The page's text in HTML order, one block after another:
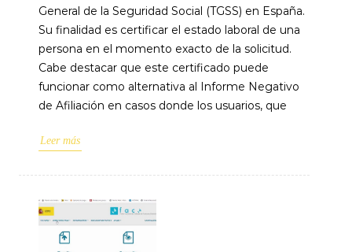
General de la Seguridad Social (TGSS) en España.
Su finalidad es certificar el estado laboral de una
persona en el momento exacto de la solicitud.
Cabe destacar que este certificado puede
funcionar como alternativa al Informe Negativo
de Afiliación en casos donde los usuarios, que
Leer más